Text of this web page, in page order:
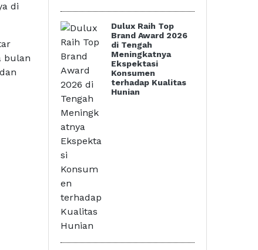
di
bulan
Dulux Raih Top
Brand Award 2026
di Tengah
Meningkatnya
Ekspektasi
Konsumen
terhadap Kualitas
Hunian